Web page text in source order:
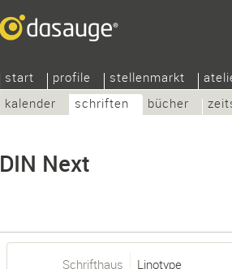
start profile stellenmarkt
kalender
schriften bücher
DIN Next
Schrifthaus Linotype